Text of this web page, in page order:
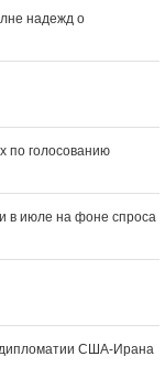
надежд о
по голосованию
в июле на фоне спроса
США‑Ирана